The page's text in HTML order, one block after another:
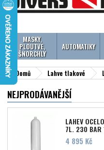
MASKY,
PLOUTVE,
ŠNORCHLY
AUTOMATIKY
Domů Lahve tlakové
NEJPRODÁVANĚJŠÍ
LAHEV
7L, 230 BAR
Cena
4 895 Kč